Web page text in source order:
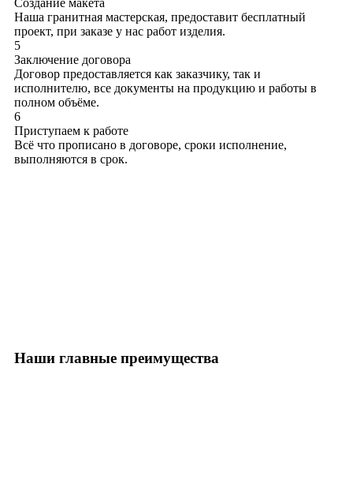
Создание макета
Наша гранитная мастерская, предоставит бесплатный
проект, при заказе у нас работ изделия.
5
Заключение договора
Договор предоставляется как заказчику, так и
исполнителю, все документы на продукцию и работы в
полном объёме.
6
Приступаем к работе
Всё что прописано в договоре, сроки исполнение,
выполняются в срок.
Наши главные преимущества